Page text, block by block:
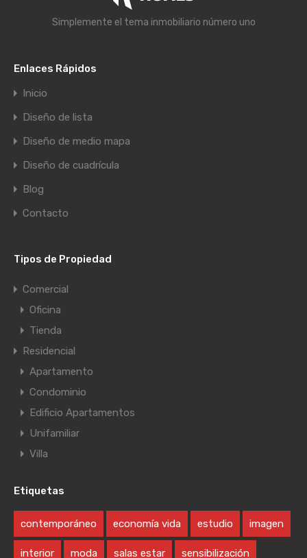
Simplemente el tema inmobiliario número uno
Enlaces Rápidos
Inicio
Diseño de lista
Diseño de medio mapa
Diseño de cuadrícula
Blog
Contacto
Tipos de Propiedad
Comercial
Oficina
Tienda
Residencial
Apartamento
Condominio
Edificio Apartamentos
Unifamiliar
Villa
Etiquetas
contemporáneo economía vida estudio imagen
interior moda salas estar sensibilización